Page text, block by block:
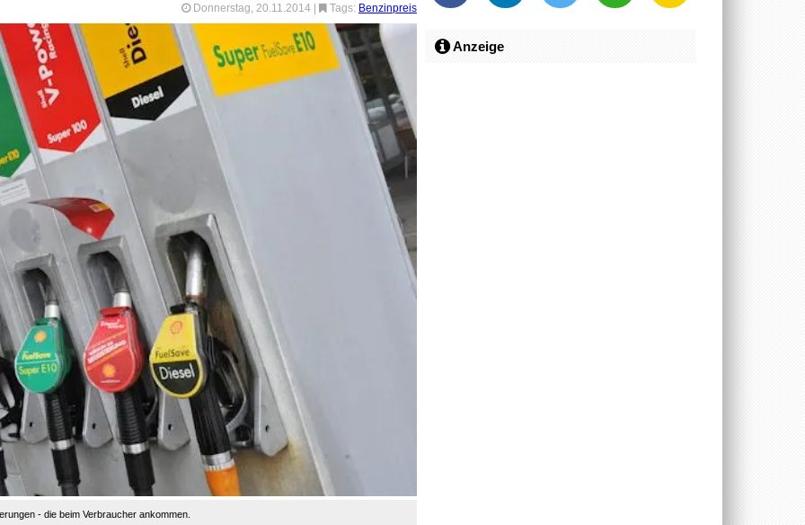
Donnerstag, 20.11.2014 Tags: Benzinpreis
- die beim Verbraucher ankommen.
Anzeige